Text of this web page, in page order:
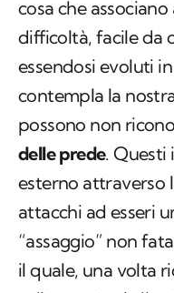
cosa che
difficoltà, facile da
essendosi evoluti
contempla la
possono non
delle prede. Questi
esterno attraverso
attacchi ad esseri
“assaggio” non
il quale, una volta